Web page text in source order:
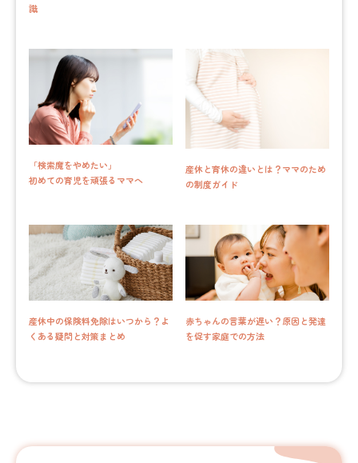
識
「検索魔をやめたい」
初めての育児を頑張るママへ
産休と育休の違いとは？ママのため
の制度ガイド
産休中の保険料免除はいつから？よ
くある疑問と対策まとめ
赤ちゃんの言葉が遅い？原因と発達
を促す家庭での方法